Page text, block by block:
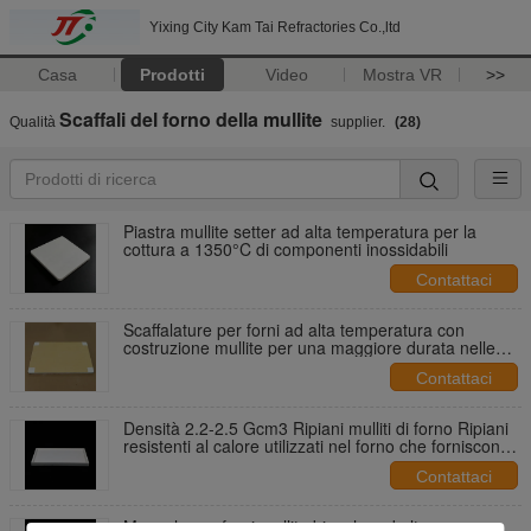
Yixing City Kam Tai Refractories Co.,ltd
Casa Prodotti Video Mostra VR >>
Qualità Scaffali del forno della mullite supplier. (28)
Piastra mullite setter ad alta temperatura per la
cottura a 1350°C di componenti inossidabili
Contattaci
Scaffalature per forni ad alta temperatura con
costruzione mullite per una maggiore durata nelle
Contattaci
Densità 2.2-2.5 Gcm3 Ripiani mulliti di forno Ripiani
resistenti al calore utilizzati nel forno che forniscono
Contattaci
Mensole per forni mullite bianche ad alta